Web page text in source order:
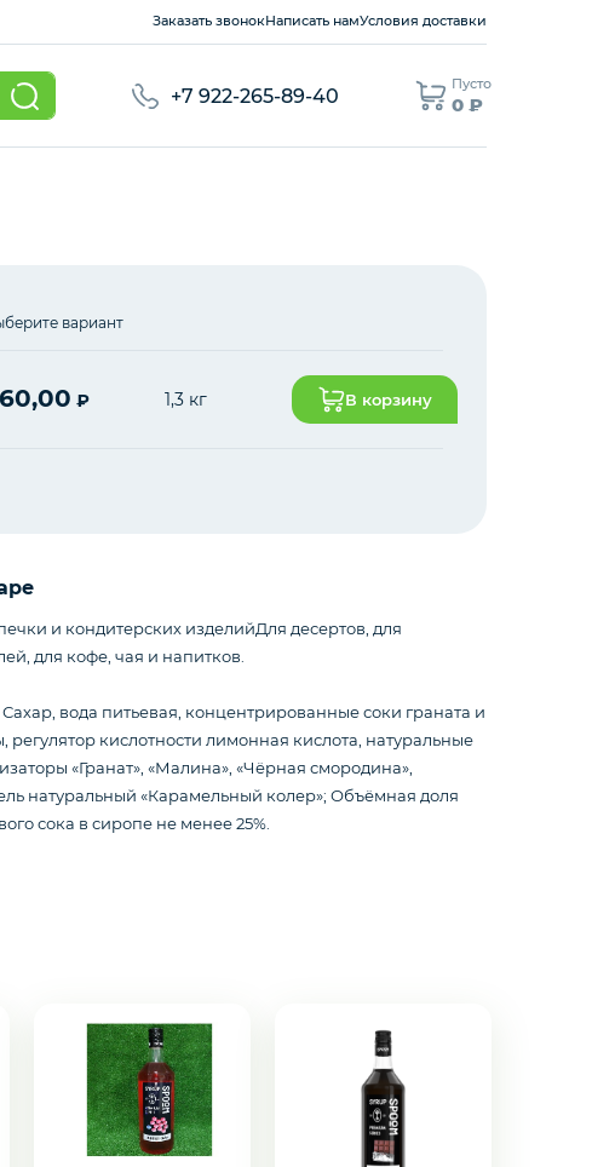
Заказать звонокНаписать намУсловия доставки
+7 922-265-89-40
Пусто
0 ₽
вариант
₽ 1,3 кг В корзину
и кондитерских изделийДля десертов, для
для кофе, чая и напитков.
Сахар, вода питьевая, концентрированные соки граната и
регулятор кислотности лимонная кислота, натуральные
«Гранат», «Малина», «Чёрная смородина»,
натуральный «Карамельный колер»; Объёмная доля
сока в сиропе не менее 25%.